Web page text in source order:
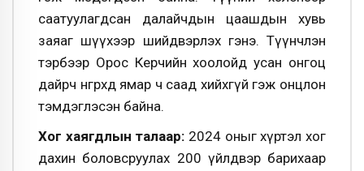
саатуулагдсан далайчдын цаашдын хувь
заяаг шүүхээр шийдвэрлэх гэнэ. Түүнчлэн
тэрбээр Орос Керчийн хоолойд усан онгоц
дайрч өнгөрөхөд ямар ч саад хийхгүй гэж онцлон
тэмдэглэсэн байна.
Хог хаягдлын талаар: 2024 оныг хүртэл хог
дахин боловсруулах 200 үйлдвэр барихаар